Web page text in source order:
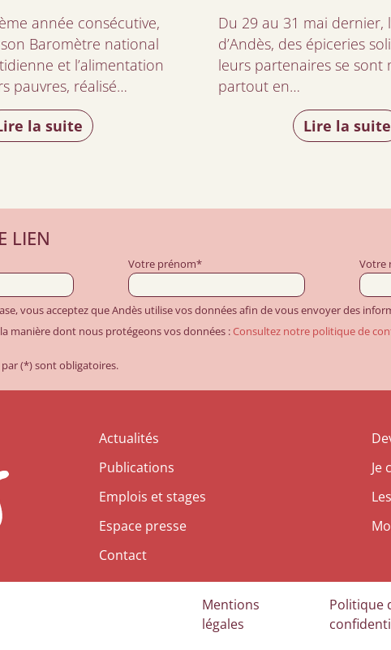
année consécutive,
Baromètre national
et l’alimentation
pauvres, réalisé…
la suite
Du 29 au 31 mai dernier,
d’Andès, des épiceries
leurs partenaires se sont
partout en…
Lire la suite
LIEN
Votre prénom* Votre
vous acceptez que Andès utilise vos données afin de vous envoyer des
manière dont nous protégeons vos données :Consultez notre politique de
(*) sont obligatoires.
Actualités
Publications
Emplois et stages
Espace presse
Contact
Je
Mentions
légales
Politique